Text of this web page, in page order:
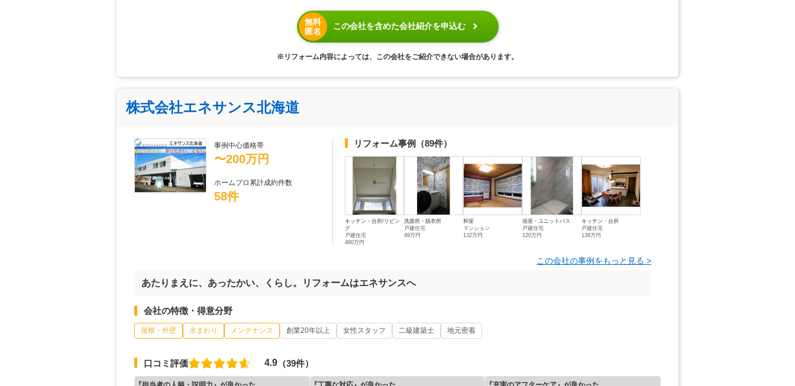
無料
匿名
この会社を含めた会社紹介を申込む
※リフォーム内容によっては、この会社をご紹介できない場合があります。
株式会社エネサンス北海道
事例中心価格帯
〜200万円
ホームプロ累計成約件数
58件
リフォーム事例 （89件）
キッチン・台所/リビン
グ
戸建住宅
480万円
洗面所・脱衣所
戸建住宅
49万円
和室
マンション
132万円
浴室・ユニットバス
戸建住宅
120万円
キッチン・台所
戸建住宅
139万円
この会社の事例をもっと見る >
あたりまえに、あったかい、くらし。リフォームはエネサンスへ
会社の特徴・得意分野
屋根・外壁 水まわり メンテナンス 創業20年以上 女性スタッフ 二級建築士 地元密着
口コミ評価 4.9 （39件）